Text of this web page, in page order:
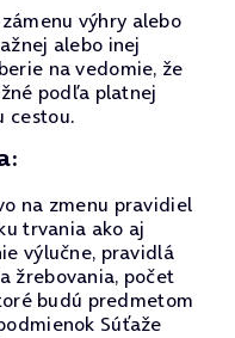
výhry alebo
alebo inej
na vedomie, že
podľa platnej
cestou.
na zmenu pravidiel
trvania ako aj
výlučne, pravidlá
žrebovania, počet
budú predmetom
Súťaže